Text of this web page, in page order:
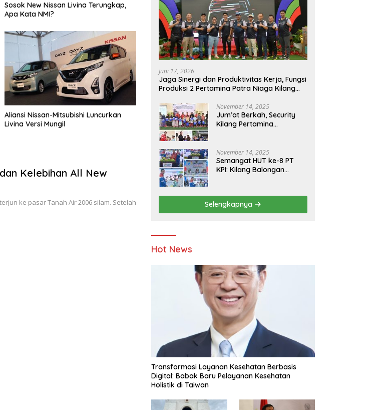
Sosok New Nissan Livina Terungkap,
Apa Kata NMI?
Aliansi Nissan-Mitsubishi Luncurkan
Livina Versi Mungil
Kelebihan All New
ke pasar Tanah Air 2006 silam. Setelah
Juni 17, 2026
Jaga Sinergi dan Produktivitas Kerja, Fungsi
Produksi 2 Pertamina Patra Niaga Kilang
November 14, 2025
Jum’at Berkah, Security
Kilang Pertamina
November 14, 2025
Semangat HUT ke-8 PT
KPI: Kilang Balongan
Berbagi Bersama
Penyandang Disabilitas
dan Yayasan Pendidikan
Selengkapnya
Hot News
Transformasi Layanan Kesehatan Berbasis
Digital: Babak Baru Pelayanan Kesehatan
Holistik di Taiwan